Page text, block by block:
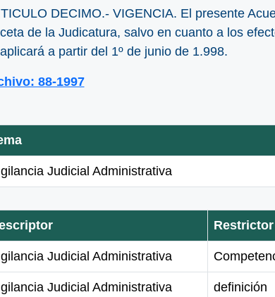
DECIMO.- VIGENCIA. El presente
de la Judicatura, salvo en cuanto a los
a partir del 1º de junio de 1.998.
88-1997
Judicial Administrativa
Restrictor
Judicial Administrativa
Judicial Administrativa definición